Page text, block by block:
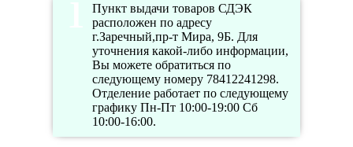
Пункт выдачи товаров СДЭК
расположен по адресу
г.Заречный,пр-т Мира, 9Б. Для
уточнения какой-либо информации,
Вы можете обратиться по
следующему номеру 78412241298.
Отделение работает по следующему
графику Пн-Пт 10:00-19:00 Сб
10:00-16:00.